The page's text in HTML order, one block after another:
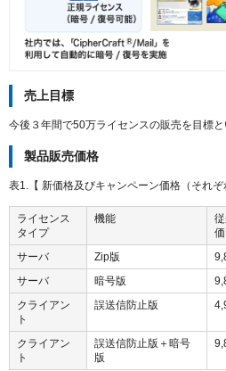
売上目標
今後３年間で50万ライセンスの販売を目標と
製品販売価格
表1.【 新価格及びキャンペーン価格（それぞ
ライセンス
タイプ
機能
価
サーバ
Zip版
サーバ
暗号版
クライアン
ト
誤送信防止版
クライアン
ト
誤送信防止版＋暗号
版